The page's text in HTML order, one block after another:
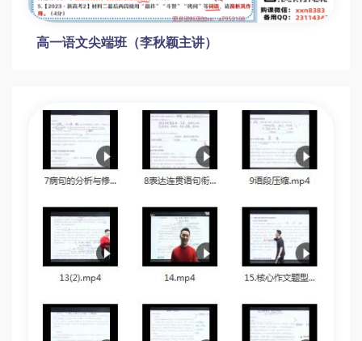
高一语文尖端班（李秋颖主讲）